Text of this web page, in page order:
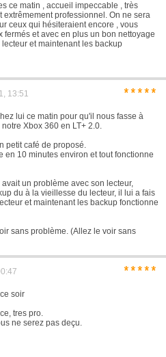
ce matin , accueil impeccable , très
extrêmement professionnel. On ne sera
ceux qui hésiteraient encore , vous
fermés et avec en plus un bon nettoyage
et maintenant les backup
13:51 *****
lui ce matin pour qu'il nous fasse à
Xbox 360 en LT+ 2.0.
petit café de proposé.
en 10 minutes environ et tout fonctionne
un problème avec son lecteur,
du à la vieillesse du lecteur, il lui a fais
et maintenant les backup fonctionne
sans problème. (Allez le voir sans
*****
soir
tres pro.
ne serez pas deçu.